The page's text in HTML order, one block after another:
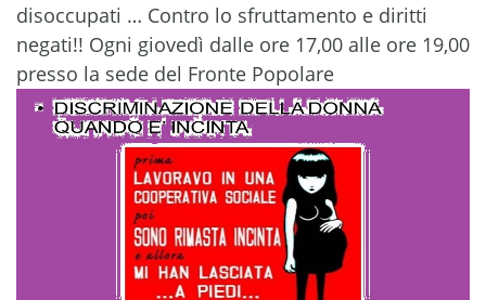
disoccupati … Contro lo sfruttamento e diritti
negati!! Ogni giovedì dalle ore 17,00 alle ore 19,00
presso la sede del Fronte Popolare